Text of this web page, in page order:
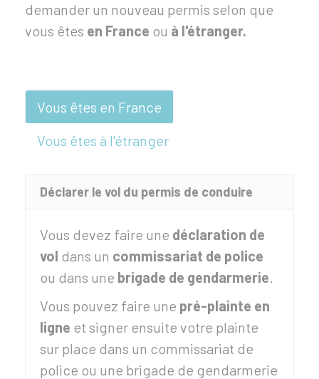
demander un nouveau permis selon que
vous êtes en France ou à l'étranger.
Vous êtes en France
Vous êtes à l'étranger
Déclarer le vol du permis de conduire
Vous devez faire une déclaration de
vol dans un commissariat de police
ou dans une brigade de gendarmerie.
Vous pouvez faire une pré-plainte en
ligne et signer ensuite votre plainte
sur place dans un commissariat de
police ou une brigade de gendarmerie